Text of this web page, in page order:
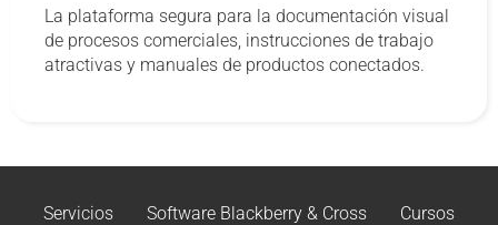
La plataforma segura para la documentación visual
de procesos comerciales, instrucciones de trabajo
atractivas y manuales de productos conectados.
Servicios Software Blackberry & Cross Cursos